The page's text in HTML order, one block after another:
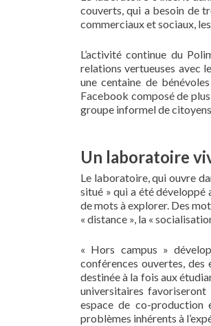
couverts, qui a besoin de
commerciaux et sociaux,
L’activité continue du
relations vertueuses avec
une centaine de
Facebook composé de
groupe informel de
Un laboratoire
Le laboratoire, qui ouvre
situé » qui a été
de mots à explorer. Des
« distance », la «
« Hors campus »
conférences ouvertes,
destinée à la fois aux
universitaires
espace de co-production
problèmes inhérents à